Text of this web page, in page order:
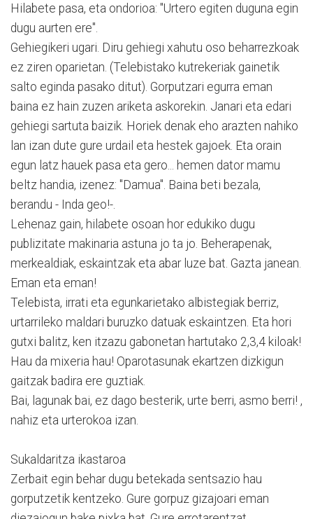
Hilabete pasa, eta ondorioa: "Urtero egiten duguna egin
dugu aurten ere".
Gehiegikeri ugari. Diru gehiegi xahutu oso beharrezkoak
ez ziren oparietan. (Telebistako kutrekeriak gainetik
salto eginda pasako ditut). Gorputzari egurra eman
baina ez hain zuzen ariketa askorekin. Janari eta edari
gehiegi sartuta baizik. Horiek denak eho arazten nahiko
lan izan dute gure urdail eta hestek gajoek. Eta orain
egun latz hauek pasa eta gero... hemen dator mamu
beltz handia, izenez: "Damua". Baina beti bezala,
berandu - Inda geo!-.
Lehenaz gain, hilabete osoan hor edukiko dugu
publizitate makinaria astuna jo ta jo. Beherapenak,
merkealdiak, eskaintzak eta abar luze bat. Gazta janean.
Eman eta eman!
Telebista, irrati eta egunkarietako albistegiak berriz,
urtarrileko maldari buruzko datuak eskaintzen. Eta hori
gutxi balitz, ken itzazu gabonetan hartutako 2,3,4 kiloak!
Hau da mixeria hau! Oparotasunak ekartzen dizkigun
gaitzak badira ere guztiak.
Bai, lagunak bai, ez dago besterik, urte berri, asmo berri! ,
nahiz eta urterokoa izan.
Sukaldaritza ikastaroa
Zerbait egin behar dugu betekada sentsazio hau
gorputzetik kentzeko. Gure gorpuz gizajoari eman